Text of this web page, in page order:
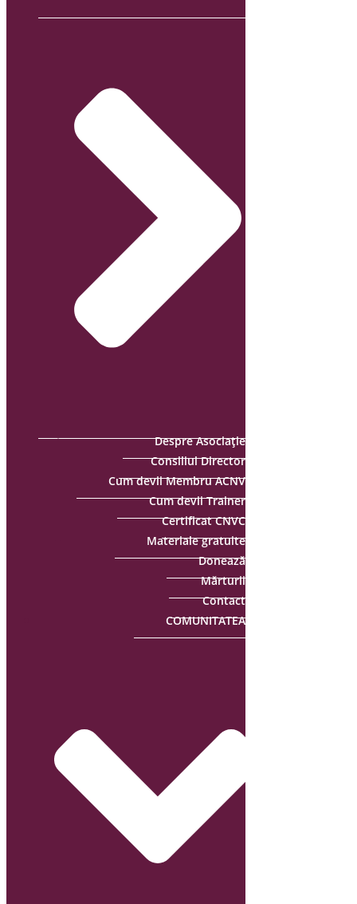
Despre Asociație
Consiliul Director
Cum devii Membru ACNV
Cum devii Trainer
Certificat CNVC
Materiale gratuite
Donează
Mărturii
Contact
COMUNITATEA